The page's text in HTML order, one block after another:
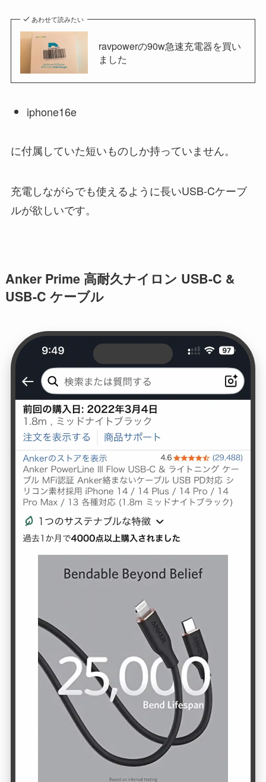
あわせて読みたい
ravpowerの90w急速充電器を買い
ました
iphone16e
に付属していた短いものしか持っていません。
充電しながらでも使えるように長いUSB-Cケーブ
ルが欲しいです。
Anker Prime 高耐久ナイロン USB-C &
USB-C ケーブル